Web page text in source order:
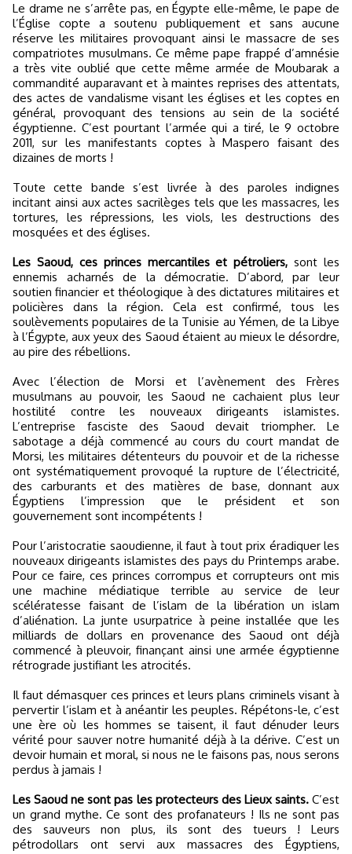
Le drame ne s’arrête pas, en Égypte elle-même, le pape de
l’Église copte a soutenu publiquement et sans aucune
réserve les militaires provoquant ainsi le massacre de ses
compatriotes musulmans. Ce même pape frappé d’amnésie
a très vite oublié que cette même armée de Moubarak a
commandité auparavant et à maintes reprises des attentats,
des actes de vandalisme visant les églises et les coptes en
général, provoquant des tensions au sein de la société
égyptienne. C’est pourtant l’armée qui a tiré, le 9 octobre
2011, sur les manifestants coptes à Maspero faisant des
dizaines de morts !
Toute cette bande s’est livrée à des paroles indignes
incitant ainsi aux actes sacrilèges tels que les massacres, les
tortures, les répressions, les viols, les destructions des
mosquées et des églises.
Les Saoud, ces princes mercantiles et pétroliers, sont les
ennemis acharnés de la démocratie. D’abord, par leur
soutien financier et théologique à des dictatures militaires et
policières dans la région. Cela est confirmé, tous les
soulèvements populaires de la Tunisie au Yémen, de la Libye
à l’Égypte, aux yeux des Saoud étaient au mieux le désordre,
au pire des rébellions.
Avec l’élection de Morsi et l’avènement des Frères
musulmans au pouvoir, les Saoud ne cachaient plus leur
hostilité contre les nouveaux dirigeants islamistes.
L’entreprise fasciste des Saoud devait triompher. Le
sabotage a déjà commencé au cours du court mandat de
Morsi, les militaires détenteurs du pouvoir et de la richesse
ont systématiquement provoqué la rupture de l’électricité,
des carburants et des matières de base, donnant aux
Égyptiens l’impression que le président et son
gouvernement sont incompétents !
Pour l’aristocratie saoudienne, il faut à tout prix éradiquer les
nouveaux dirigeants islamistes des pays du Printemps arabe.
Pour ce faire, ces princes corrompus et corrupteurs ont mis
une machine médiatique terrible au service de leur
scélératesse faisant de l’islam de la libération un islam
d’aliénation. La junte usurpatrice à peine installée que les
milliards de dollars en provenance des Saoud ont déjà
commencé à pleuvoir, finançant ainsi une armée égyptienne
rétrograde justifiant les atrocités.
Il faut démasquer ces princes et leurs plans criminels visant à
pervertir l’islam et à anéantir les peuples. Répétons-le, c’est
une ère où les hommes se taisent, il faut dénuder leurs
vérité pour sauver notre humanité déjà à la dérive. C’est un
devoir humain et moral, si nous ne le faisons pas, nous serons
perdus à jamais !
Les Saoud ne sont pas les protecteurs des Lieux saints.C’est
un grand mythe. Ce sont des profanateurs ! Ils ne sont pas
des sauveurs non plus, ils sont des tueurs ! Leurs
pétrodollars ont servi aux massacres des Égyptiens,